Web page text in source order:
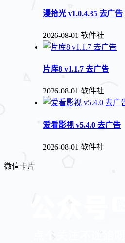
漫拾光 v1.0.4.35 去广告
2026-08-01 软件社
片库8 v1.1.7 去广告
2026-08-01 软件社
爱看影视 v5.4.0 去广告
2026-08-01 软件社
微信卡片